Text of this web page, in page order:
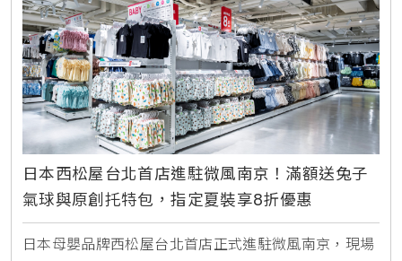
日本西松屋台北首店進駐微風南京！滿額送兔子
氣球與原創托特包，指定夏裝享8折優惠
日本母嬰品牌西松屋台北首店正式進駐微風南京，現場